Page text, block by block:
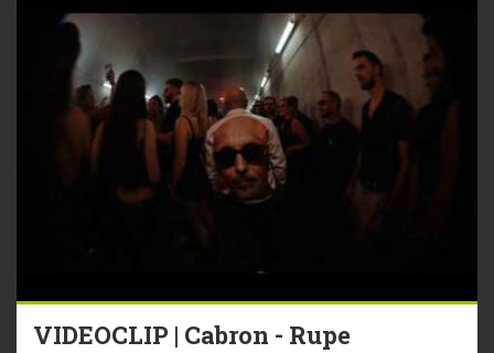
VIDEOCLIP | Cabron - Rupe